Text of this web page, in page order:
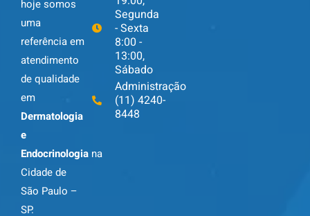
hoje somos
uma
referência em
atendimento
de qualidade
em
Dermatologia
e
Endocrinologia na
Cidade de
São Paulo –
SP.
Segunda
- Sexta
8:00 -
13:00,
Sábado
Administração
(11) 4240-
8448